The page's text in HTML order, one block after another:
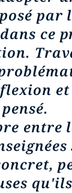
ce
entre